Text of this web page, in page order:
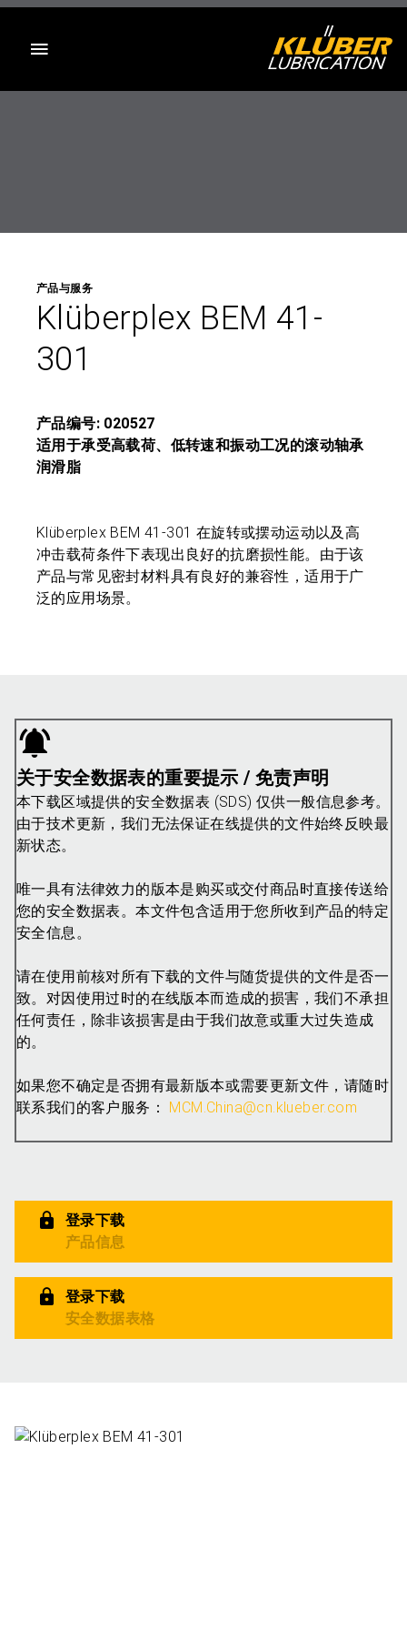
产品与服务
Klüberplex BEM 41-
301
产品编号: 020527
适用于承受高载荷、低转速和振动工况的滚动轴承
润滑脂
Klüberplex BEM 41-301 在旋转或摆动运动以及高
冲击载荷条件下表现出良好的抗磨损性能。由于该
产品与常见密封材料具有良好的兼容性，适用于广
泛的应用场景。
关于安全数据表的重要提示 / 免责声明
本下载区域提供的安全数据表 (SDS) 仅供一般信息参考。
由于技术更新，我们无法保证在线提供的文件始终反映最
新状态。
唯一具有法律效力的版本是购买或交付商品时直接传送给
您的安全数据表。本文件包含适用于您所收到产品的特定
安全信息。
请在使用前核对所有下载的文件与随货提供的文件是否一
致。对因使用过时的在线版本而造成的损害，我们不承担
任何责任，除非该损害是由于我们故意或重大过失造成
的。
如果您不确定是否拥有最新版本或需要更新文件，请随时
联系我们的客户服务： MCM.China@cn.klueber.com
登录下载
产品信息
登录下载
安全数据表格